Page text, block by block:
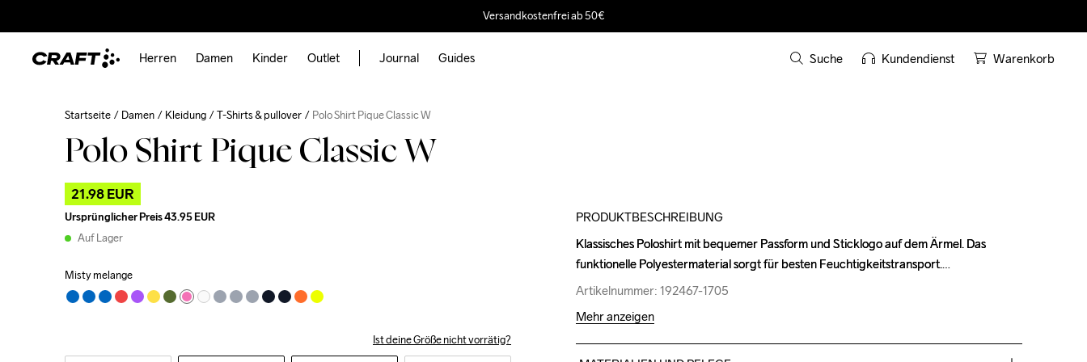
Versandkostenfrei ab 50€
Herren Damen Kinder Outlet Journal Guides Suche Kundendienst Warenkorb
Startseite Damen Kleidung T-Shirts & pullover Polo Shirt Pique Classic W
Polo Shirt Pique Classic W
21.98 EUR
Ursprünglicher Preis43.95 EUR
Auf Lager
Misty melange
Ist deine Größe nicht vorrätig?
PRODUKTBESCHREIBUNG
Klassisches Poloshirt mit bequemer Passform und Sticklogo auf dem Ärmel. Das
funktionelle Polyestermaterial sorgt für besten Feuchtigkeitstransport.
Artikelnummer: 192467-1705
Klassisches Poloshirt mit bequemer Passform und Sticklogo auf dem Ärmel. Das
funktionelle Polyestermaterial sorgt für besten Feuchtigkeitstransport.
Artikelnummer: 192467-1705
Mehr anzeigen